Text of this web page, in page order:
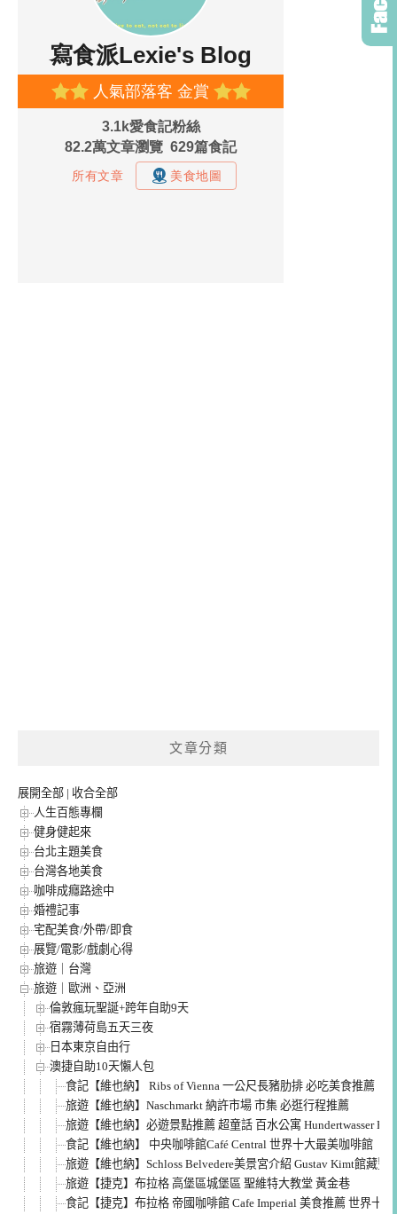
文章分類
展開全部 | 收合全部
人生百態專欄
健身健起來
台北主題美食
台灣各地美食
咖啡成癮路途中
婚禮記事
宅配美食/外帶/即食
展覽/電影/戲劇心得
旅遊｜台灣
旅遊｜歐洲、亞洲
倫敦瘋玩聖誕+跨年自助9天
宿霧薄荷島五天三夜
日本東京自由行
澳捷自助10天懶人包
食記【維也納】 Ribs of Vienna 一公尺長豬肋排 必吃美食推薦
旅遊【維也納】Naschmarkt 納許市場 市集 必逛行程推薦
旅遊【維也納】必遊景點推薦 超童話 百水公寓 Hundertwasser
食記【維也納】 中央咖啡館Café Central 世界十大最美咖啡館
旅遊【維也納】Schloss Belvedere美景宮介紹 Gustav Kimt館藏豐
旅遊【捷克】布拉格 高堡區城堡區 聖維特大教堂 黃金巷
食記【捷克】布拉格 帝國咖啡館 Cafe Imperial 美食推薦 世界十